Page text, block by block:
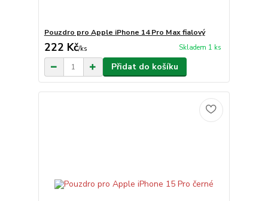
Pouzdro pro Apple iPhone 14 Pro Max fialový
222 Kč/ks Skladem 1 ks
Přidat do košíku